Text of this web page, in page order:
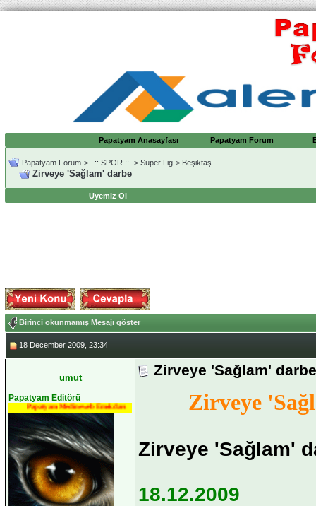
Papatyam Anasayfası Papatyam Forum
Papatyam Forum > ..::.SPOR.::. > Süper Lig > Beşiktaş
Zirveye 'Sağlam' darbe
Üyemiz Ol
Birinci okunmamış Mesajı göster
18 December 2009, 23:34
umut
Papatyam Editörü
Papatyam Medineweb Emekdarı
Zirveye 'Sağlam' darbe
Zirveye
Zirveye 'Sağlam'
18.12.2009